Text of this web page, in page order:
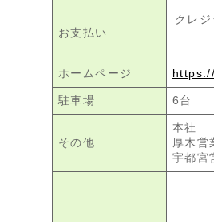
お支払い
クレ
ホームページ
駐車場 6台
その他
本社
厚木
宇都宮